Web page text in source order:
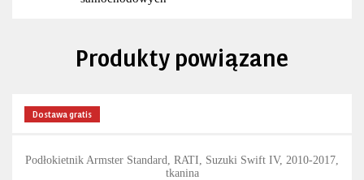
Produkty powiązane
Dostawa gratis
Podłokietnik Armster Standard, RATI, Suzuki Swift IV, 2010-2017,
tkanina